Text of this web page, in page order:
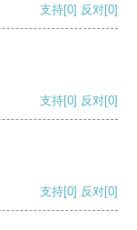
支持[0] 反对[0]
支持[0] 反对[0]
支持[0] 反对[0]